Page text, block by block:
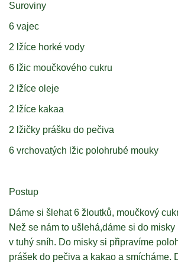
Suroviny
6 vajec
2 lžíce horké vody
6 lžic moučkového cukru
2 lžíce oleje
2 lžíce kakaa
2 lžičky prášku do pečiva
6 vrchovatých lžic polohrubé mouky
Postup
Dáme si šlehat 6 žloutků, moučkový
Než se nám to ušlehá,dáme si do
v tuhý sníh. Do misky si připravíme
prášek do pečiva a kakao a smícháme.